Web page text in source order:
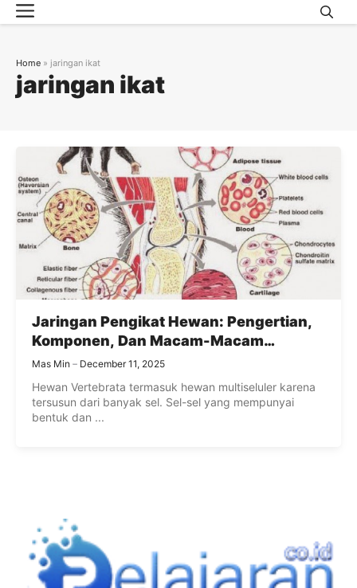
Skip
to
Menu
jaringan ikat
Home » jaringan ikat
Jaringan Pengikat Hewan: Pengertian,
Komponen, Dan Macam-Macam
Jaringan Pengikat Terlengkap
Mas Min December 11, 2025
Hewan Vertebrata termasuk hewan multiseluler karena
tersusun dari banyak sel. Sel-sel yang mempunyai
bentuk dan ...